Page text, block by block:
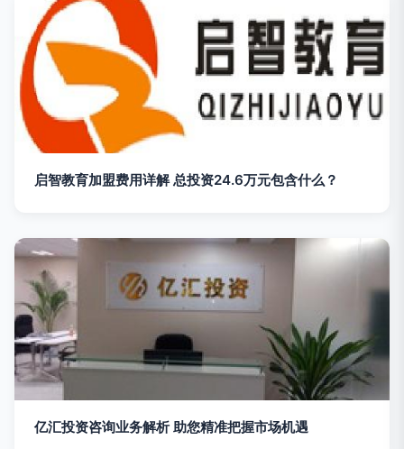
启智教育加盟费用详解 总投资24.6万元包含什么？
亿汇投资咨询业务解析 助您精准把握市场机遇